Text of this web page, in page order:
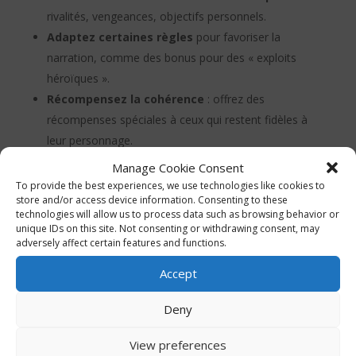
Manage Cookie Consent
To provide the best experiences, we use technologies like cookies to
store and/or access device information. Consenting to these
technologies will allow us to process data such as browsing behavior or
unique IDs on this site. Not consenting or withdrawing consent, may
adversely affect certain features and functions.
Accept
Deny
View preferences
rivalités, vengeances, objectifs personnels.
Adaptez certaines règles pour favoriser la
narration, comme des bonus pour des « exploits
héroïques ».
Récompensez la cohérence : offrez des
récompenses spéciales à ceux qui restent fidèles à
leur personnage.
📋 Plus d’Idées, de Tables d’Événements et de
Ressources
Tables d’Événements :
Événements Avant-Match: Effondrements de
Événements Pendant le Match
défaillances d’équipement.